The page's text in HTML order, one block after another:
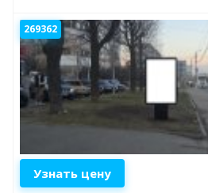
269362
Узнать цену